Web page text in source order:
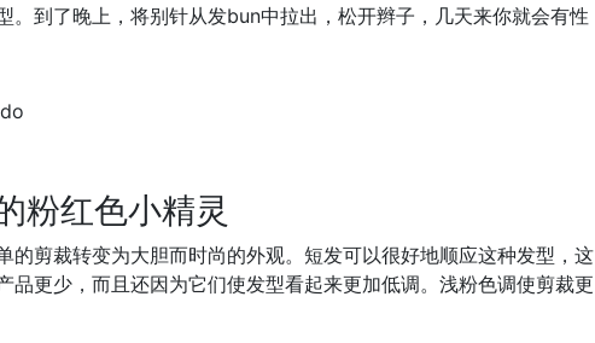
。到了晚上，将别针从发bun中拉出，松开辫子，几天来你就会有性
粉红色小精灵
的剪裁转变为大胆而时尚的外观。短发可以很好地顺应这种发型，这
品更少，而且还因为它们使发型看起来更加低调。浅粉色调使剪裁更